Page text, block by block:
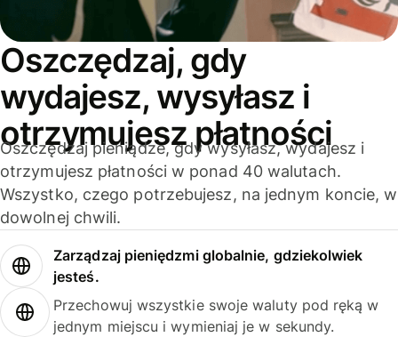
Oszczędzaj, gdy
wydajesz, wysyłasz i
otrzymujesz płatności
Oszczędzaj pieniądze, gdy wysyłasz, wydajesz i
otrzymujesz płatności w ponad 40 walutach.
Wszystko, czego potrzebujesz, na jednym koncie, w
dowolnej chwili.
Zarządzaj pieniędzmi globalnie, gdziekolwiek
jesteś.
Przechowuj wszystkie swoje waluty pod ręką w
jednym miejscu i wymieniaj je w sekundy.